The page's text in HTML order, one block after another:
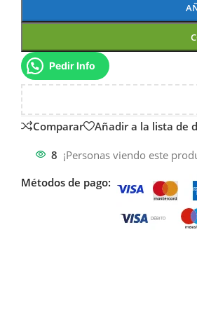
Pedir Info
Comparar Añadir a la lista de
8 ¡Personas viendo este
Métodos de pago: